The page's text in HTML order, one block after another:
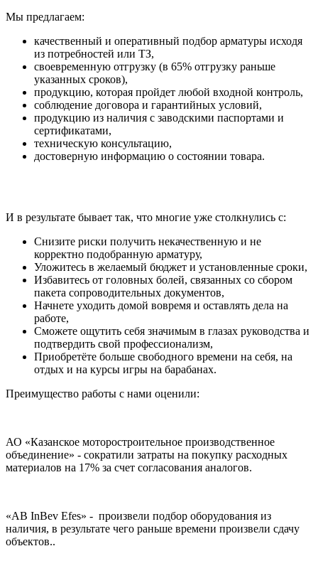
Мы предлагаем:
качественный и оперативный подбор арматуры исходя
из потребностей или ТЗ,
своевременную отгрузку (в 65% отгрузку раньше
указанных сроков),
продукцию, которая пройдет любой входной контроль,
соблюдение договора и гарантийных условий,
продукцию из наличия с заводскими паспортами и
сертификатами,
техническую консультацию,
достоверную информацию о состоянии товара.
И в результате бывает так, что многие уже столкнулись с:
Снизите риски получить некачественную и не
корректно подобранную арматуру,
Уложитесь в желаемый бюджет и установленные сроки,
Избавитесь от головных болей, связанных со сбором
пакета сопроводительных документов,
Начнете уходить домой вовремя и оставлять дела на
работе,
Сможете ощутить себя значимым в глазах руководства и
подтвердить свой профессионализм,
Приобретёте больше свободного времени на себя, на
отдых и на курсы игры на барабанах.
Преимущество работы с нами оценили:
АО «Казанское моторостроительное производственное
объединение» - сократили затраты на покупку расходных
материалов на 17% за счет согласования аналогов.
«AB InBev Efes» - произвели подбор оборудования из
наличия, в результате чего раньше времени произвели сдачу
объектов..